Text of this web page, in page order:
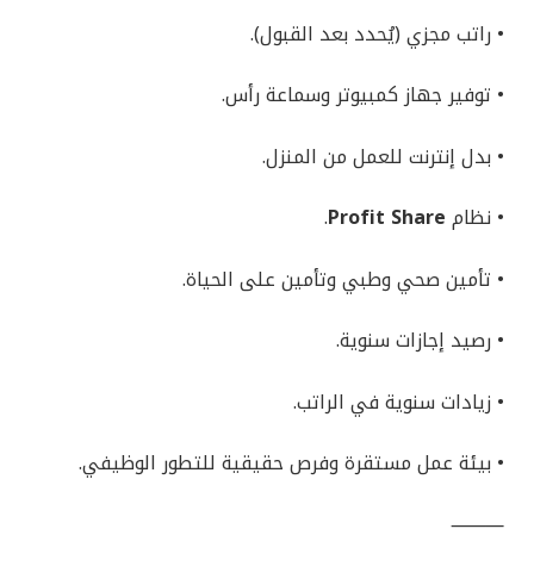
• راتب مجزي (يُحدد بعد القبول).
• توفير جهاز كمبيوتر وسماعة رأس.
• بدل إنترنت للعمل من المنزل.
• نظام Profit Share
.
• تأمين صحي وطبي وتأمين على الحياة.
• رصيد إجازات سنوية.
• زيادات سنوية في الراتب.
• بيئة عمل مستقرة وفرص حقيقية للتطور الوظيفي.
⸻